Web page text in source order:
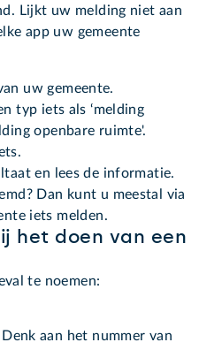
Lijkt uw melding niet aan
app uw gemeente
uw gemeente.
typ iets als ‘melding
openbare ruimte'.
en lees de informatie.
Dan kunt u meestal via
iets melden.
het doen van een
te noemen:
aan het nummer van